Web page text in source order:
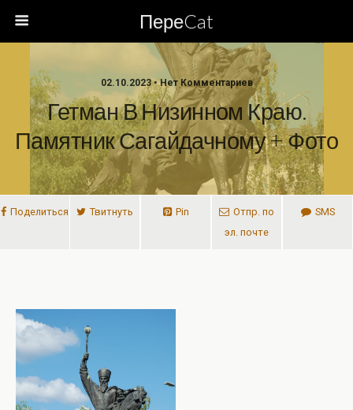
ПереCat
02.10.2023 • Нет Комментариев
Гетман В Низинном Краю.
Памятник Сагайдачному + Фото
Поделиться Твитнуть Pin
Отпр. по
эл. почте
SMS